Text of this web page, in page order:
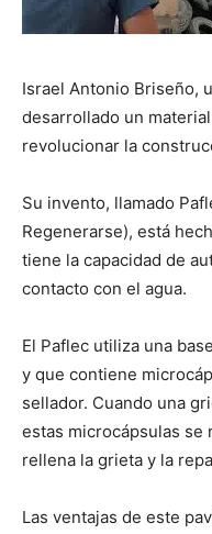
Israel Antonio Briseño,
desarrollado un
revolucionar la
Su invento, llamado
Regenerarse), está
tiene la capacidad de
contacto con el agua.
El Paflec utiliza una
y que contiene
sellador. Cuando una
estas microcápsulas se
rellena la grieta y la
Las ventajas de este